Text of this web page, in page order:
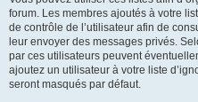
forum. Les membres ajoutés à votre
de contrôle de l’utilisateur afin de
leur envoyer des messages privés.
par ces utilisateurs peuvent
ajoutez un utilisateur à votre liste
seront masqués par défaut.